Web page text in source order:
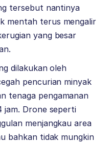
tersebut nantinya
mentah terus mengalir
yang besar
dilakukan oleh
pencurian minyak
tenaga pengamanan
jam. Drone seperti
menjangkau area
bahkan tidak mungkin